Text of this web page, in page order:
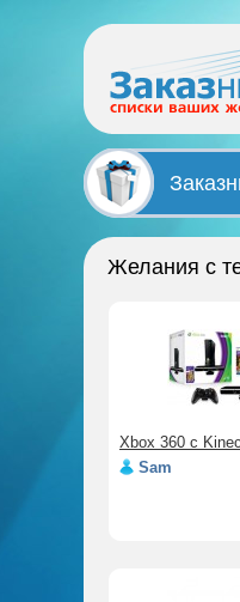
Желания с
Xbox 360 c
Sam